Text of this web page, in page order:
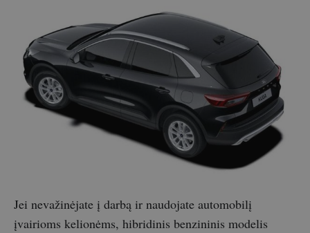
Jei nevažinėjate į darbą ir naudojate automobilį
įvairioms kelionėms, hibridinis benzininis modelis